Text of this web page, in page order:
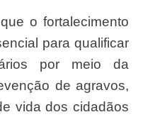
para qualificar
por meio da
de agravos,
vida dos cidadãos